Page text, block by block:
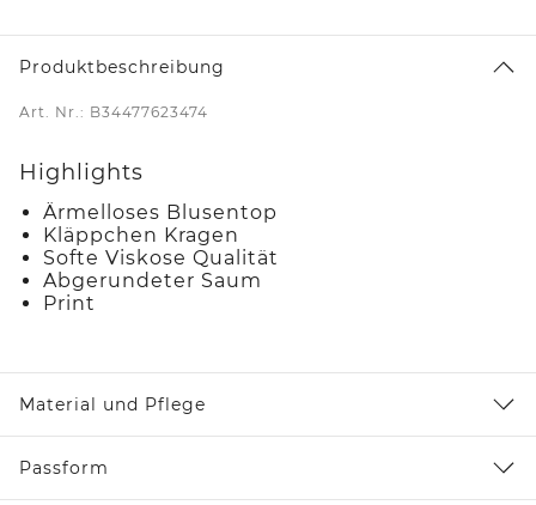
Produktbeschreibung
Art. Nr.: B34477623474
Highlights
Ärmelloses Blusentop
Kläppchen Kragen
Softe Viskose Qualität
Abgerundeter Saum
Print
Material und Pflege
Passform